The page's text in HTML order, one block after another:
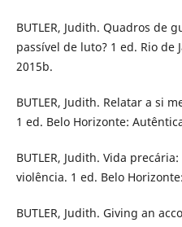
BUTLER, Judith. Quadros de
passível de luto? 1 ed. Rio de
2015b.
BUTLER, Judith. Relatar a si
1 ed. Belo Horizonte:
BUTLER, Judith. Vida
violência. 1 ed. Belo
BUTLER, Judith. Giving an